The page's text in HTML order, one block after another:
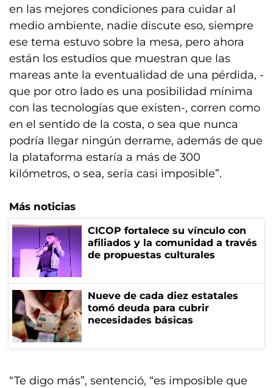
en las mejores condiciones para cuidar al
medio ambiente, nadie discute eso, siempre
ese tema estuvo sobre la mesa, pero ahora
están los estudios que muestran que las
mareas ante la eventualidad de una pérdida, -
que por otro lado es una posibilidad mínima
con las tecnologías que existen-, corren como
en el sentido de la costa, o sea que nunca
podría llegar ningún derrame, además de que
la plataforma estaría a más de 300
kilómetros, o sea, sería casi imposible”.
Más noticias
CICOP fortalece su vínculo con
afiliados y la comunidad a través
de propuestas culturales
Nueve de cada diez estatales
tomó deuda para cubrir
necesidades básicas
“Te digo más”, sentenció, “es imposible que